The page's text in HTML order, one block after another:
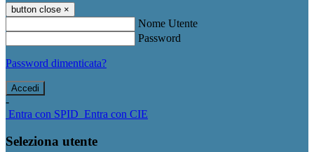
button close ×
Nome Utente
Password
Password dimenticata?
-
Entra con SPID Entra con CIE
Seleziona utente